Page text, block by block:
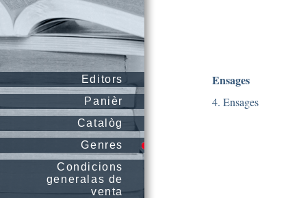
Editors
Panièr
Catalòg
Genres
Condicions
generalas de
venta
Ensages
4. Ensages